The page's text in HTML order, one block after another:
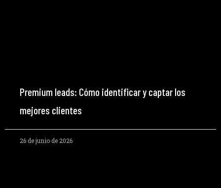
Premium leads: Cómo identificar y captar los
mejores clientes
26 de junio de 2026